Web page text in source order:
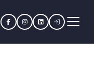
Facebook
Instagram
LinkedIn